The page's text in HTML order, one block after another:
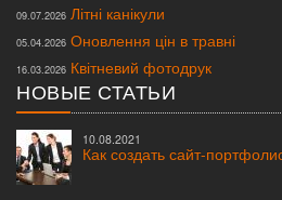
09.07.2026 Літні канікули
05.04.2026 Оновлення цін в травні
16.03.2026 Квітневий фотодрук
НОВЫЕ СТАТЬИ
10.08.2021
Как создать сайт-